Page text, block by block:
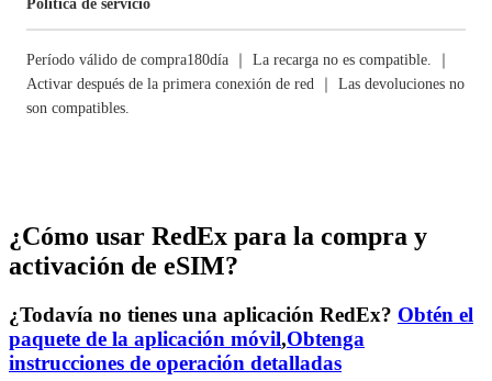
Política de servicio
Período válido de compra180día ｜ La recarga no es compatible. ｜
Activar después de la primera conexión de red ｜ Las devoluciones no
son compatibles.
¿Cómo usar RedEx para la compra y
activación de eSIM?
¿Todavía no tienes una aplicación RedEx? Obtén el
paquete de la aplicación móvil,Obtenga
instrucciones de operación detalladas